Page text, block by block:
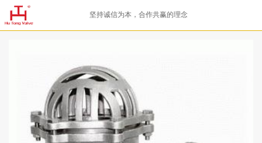
坚持诚信为本，合作共赢的理念